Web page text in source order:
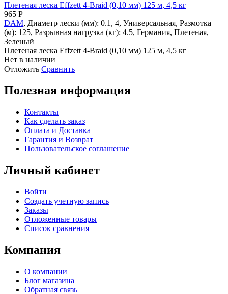
Плетеная леска Effzett 4-Braid (0,10 мм) 125 м, 4,5 кг
965 Р
DAM, Диаметр лески (мм): 0.1, 4, Универсальная, Размотка
(м): 125, Разрывная нагрузка (кг): 4.5, Германия, Плетеная,
Зеленый
Плетеная леска Effzett 4-Braid (0,10 мм) 125 м, 4,5 кг
Нет в наличии
Отложить Сравнить
Полезная информация
Контакты
Как сделать заказ
Оплата и Доставка
Гарантия и Возврат
Пользовательское соглашение
Личный кабинет
Войти
Создать учетную запись
Заказы
Отложенные товары
Список сравнения
Компания
О компании
Блог магазина
Обратная связь